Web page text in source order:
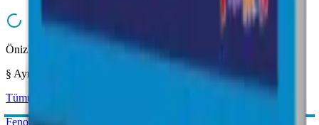
Önizleme hazırlanıyor...
§ Aynı Kategoriden
Tümünü gör →